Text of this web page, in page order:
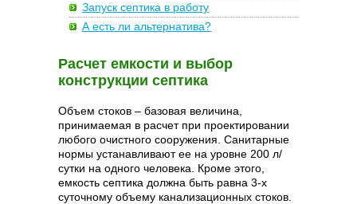
Запуск септика в работу
А есть ли альтернатива?
Расчет емкости и выбор
конструкции септика
Объем стоков – базовая величина,
принимаемая в расчет при проектировании
любого очистного сооружения. Санитарные
нормы устанавливают ее на уровне 200 л/
сутки на одного человека. Кроме этого,
емкость септика должна быть равна 3-х
суточному объему канализационных стоков.